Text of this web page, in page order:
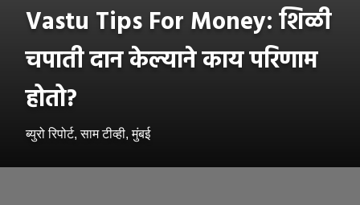
Vastu Tips For Money: शिळी
चपाती दान केल्याने काय परिणाम
होतो?
ब्युरो रिपोर्ट, साम टीव्ही, मुंबई